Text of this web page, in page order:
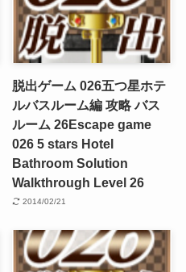
脱出ゲーム 026五つ星ホテ
ルバスルーム編 攻略 バス
ルーム 26Escape game
026 5 stars Hotel
Bathroom Solution
Walkthrough Level 26
2014/02/21